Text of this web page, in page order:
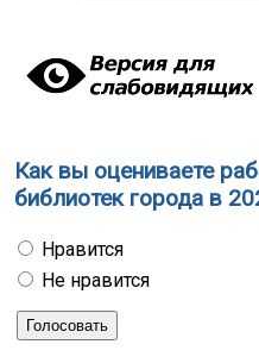
Как вы оцениваете
библиотек города в
Нравится
Не нравится